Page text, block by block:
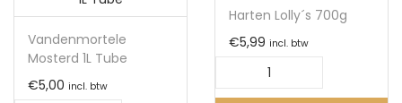
Vandenmortele
Mosterd 1L Tube
€5,00 incl. btw
Harten Lolly´s 700g
€5,99 incl. btw